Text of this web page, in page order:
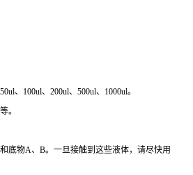
、100ul、200ul、500ul、1000ul。
。
底物A、B。一旦接触到这些液体，请尽快用